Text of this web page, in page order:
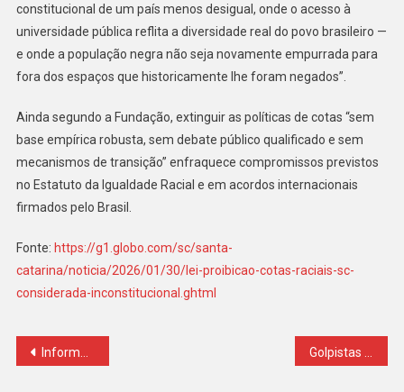
constitucional de um país menos desigual, onde o acesso à
universidade pública reflita a diversidade real do povo brasileiro —
e onde a população negra não seja novamente empurrada para
fora dos espaços que historicamente lhe foram negados”.
Ainda segundo a Fundação, extinguir as políticas de cotas “sem
base empírica robusta, sem debate público qualificado e sem
mecanismos de transição” enfraquece compromissos previstos
no Estatuto da Igualdade Racial e em acordos internacionais
firmados pelo Brasil.
Fonte: https://g1.globo.com/sc/santa-
catarina/noticia/2026/01/30/lei-proibicao-cotas-raciais-sc-
considerada-inconstitucional.ghtml
Navegação
Informe da Comissão Eleitoral do SINDARSPEN sobre o registro de chapas concorrentes ao quadriênio 2026-2030